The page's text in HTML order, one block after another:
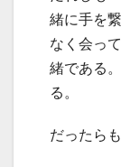
緒に手を
なく会っ
緒である
る。
だったら